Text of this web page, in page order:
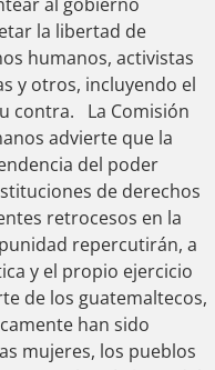
la libertad de
humanos, activistas
y otros, incluyendo el
contra. La Comisión
advierte que la
del poder
de derechos
retrocesos en la
repercutirán, a
y el propio ejercicio
de los guatemaltecos,
han sido
mujeres, los pueblos